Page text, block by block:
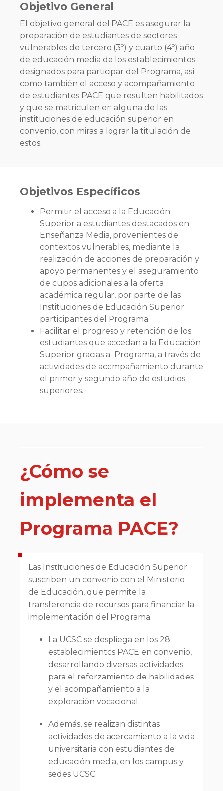
Objetivo General
El objetivo general del PACE es asegurar la
preparación de estudiantes de sectores
vulnerables de tercero (3º) y cuarto (4º) año
de educación media de los establecimientos
designados para participar del Programa, así
como también el acceso y acompañamiento
de estudiantes PACE que resulten habilitados
y que se matriculen en alguna de las
instituciones de educación superior en
convenio, con miras a lograr la titulación de
estos.
Objetivos Específicos
Permitir el acceso a la Educación
Superior a estudiantes destacados en
Enseñanza Media, provenientes de
contextos vulnerables, mediante la
realización de acciones de preparación y
apoyo permanentes y el aseguramiento
de cupos adicionales a la oferta
académica regular, por parte de las
Instituciones de Educación Superior
participantes del Programa.
Facilitar el progreso y retención de los
estudiantes que accedan a la Educación
Superior gracias al Programa, a través de
actividades de acompañamiento durante
el primer y segundo año de estudios
superiores.
¿Cómo se
implementa el
Programa PACE?
Las Instituciones de Educación Superior
suscriben un convenio con el Ministerio
de Educación, que permite la
transferencia de recursos para financiar la
implementación del Programa.
La UCSC se despliega en los 28
establecimientos PACE en convenio,
desarrollando diversas actividades
para el reforzamiento de habilidades
y el acompañamiento a la
exploración vocacional.
Además, se realizan distintas
actividades de acercamiento a la vida
universitaria con estudiantes de
educación media, en los campus y
sedes UCSC